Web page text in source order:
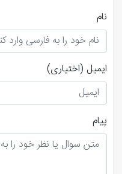
نام
ایمیل (اختیاری)
پیام